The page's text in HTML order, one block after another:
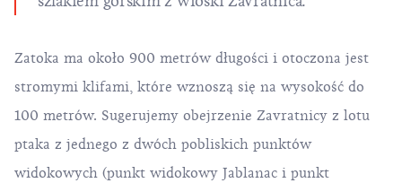
Zatoka ma około 900 metrów długości i otoczona jest
stromymi klifami, które wznoszą się na wysokość do
100 metrów. Sugerujemy obejrzenie Zavratnicy z lotu
ptaka z jednego z dwóch pobliskich punktów
widokowych (punkt widokowy Jablanac i punkt